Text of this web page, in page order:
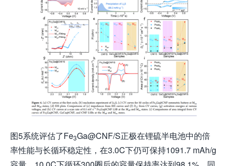
图5系统评估了Fe3Ga@CNF/S正极在锂硫半电池中的倍
率性能与长循环稳定性，在3.0C下仍可保持1091.7 mAh/g